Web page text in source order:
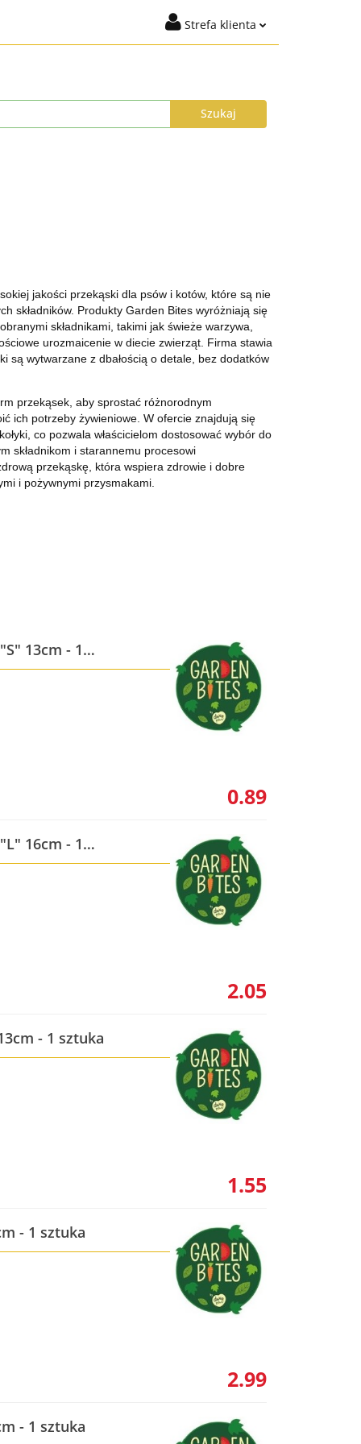
Strefa klienta
Zgody cookies
jakości przekąski dla psów i kotów, które są nie
składników. Produkty Garden Bites wyróżniają się
składnikami, takimi jak świeże warzywa,
urozmaicenie w diecie zwierząt. Firma stawia
są wytwarzane z dbałością o detale, bez dodatków
przekąsek, aby sprostać różnorodnym
ich potrzeby żywieniowe. W ofercie znajdują się
co pozwala właścicielom dostosować wybór do
składnikom i starannemu procesowi
przekąskę, która wspiera zdrowie i dobre
i pożywnymi przysmakami.
13cm - 1
0.89
16cm - 1
2.05
- 1 sztuka
1.55
- 1 sztuka
2.99
- 1 sztuka